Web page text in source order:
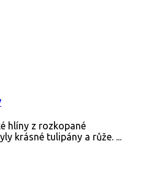
hlíny z rozkopané
krásné tulipány a růže. ...